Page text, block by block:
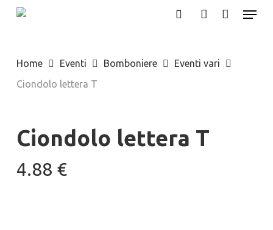
Skip
content
Menu
Home Eventi Bomboniere
Eventi vari
Ciondolo lettera T
Ciondolo lettera T
4.88 €